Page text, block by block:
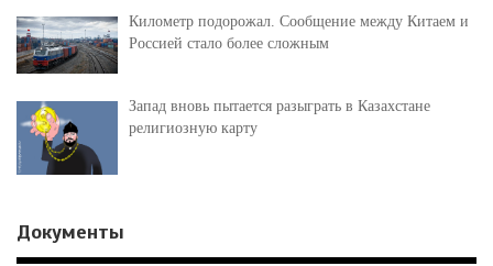
Километр подорожал. Сообщение между Китаем и
Россией стало более сложным
Запад вновь пытается разыграть в Казахстане
религиозную карту
Документы